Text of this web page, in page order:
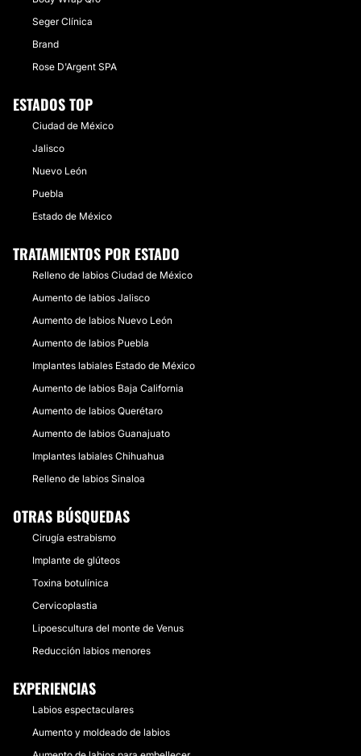
Seger Clínica
Brand
Rose D'Argent SPA
ESTADOS TOP
Ciudad de México
Jalisco
Nuevo León
Puebla
Estado de México
TRATAMIENTOS POR ESTADO
Relleno de labios Ciudad de México
Aumento de labios Jalisco
Aumento de labios Nuevo León
Aumento de labios Puebla
Implantes labiales Estado de México
Aumento de labios Baja California
Aumento de labios Querétaro
Aumento de labios Guanajuato
Implantes labiales Chihuahua
Relleno de labios Sinaloa
OTRAS BÚSQUEDAS
Cirugía estrabismo
Implante de glúteos
Toxina botulínica
Cervicoplastia
Lipoescultura del monte de Venus
Reducción labios menores
EXPERIENCIAS
Labios espectaculares
Aumento y moldeado de labios